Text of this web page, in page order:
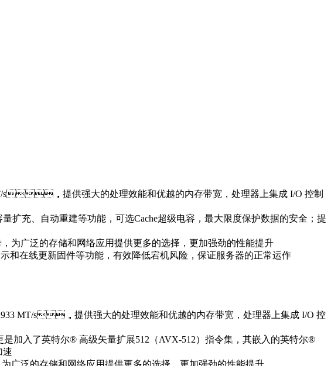
s，提供强大的处理效能和优越的内存带宽，处理器上集成 I/O 控制
、自动重建等功能，可选Cache超级电容，最大限度保护数据的安全；提
为广泛的存储和网络应用提供更多的选择，更加强劲的性能提升
和在线更新固件等功能，有效降低宕机风险，保证服务器的正常运作
2933 MT/s，提供强大的处理效能和优越的内存带宽，处理器上集成 I/O 控
入了英特尔® 高级矢量扩展512（AVX-512）指令集，其嵌入的英特尔®
速